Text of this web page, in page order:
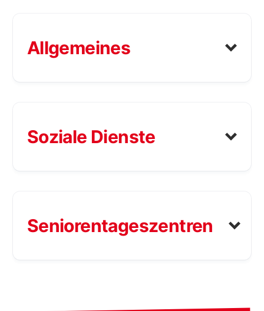
Allgemeines
Soziale Dienste
Betreuung & Pflege
Seniorentageszentren